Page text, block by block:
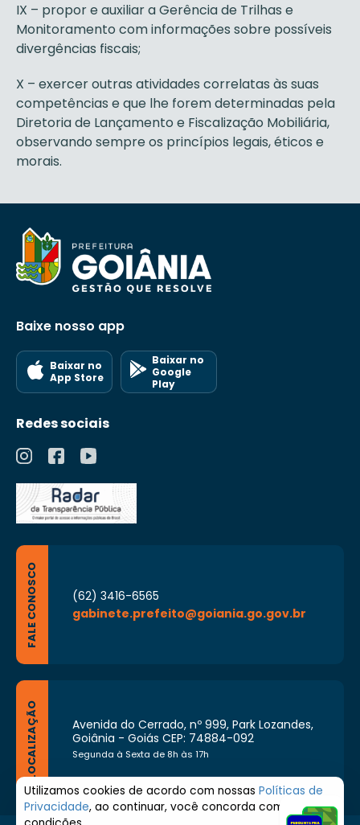
IX – propor e auxiliar a Gerência de Trilhas e
Monitoramento com informações sobre possíveis
divergências fiscais;
X – exercer outras atividades correlatas às suas
competências e que lhe forem determinadas pela
Diretoria de Lançamento e Fiscalização Mobiliária,
observando sempre os princípios legais, éticos e
morais.
Baixe nosso app
Baixar no
App Store
Baixar no
Google
Play
Redes sociais
FALE CONOSCO
(62) 3416-6565
gabinete.prefeito@goiania.go.gov.br
LOCALIZAÇÃO
Avenida do Cerrado, nº 999, Park Lozandes,
Goiânia - Goiás CEP: 74884-092
Segunda à Sexta de 8h às 17h
Utilizamos cookies de acordo com nossas Políticas de
Privacidade, ao continuar, você concorda com estas